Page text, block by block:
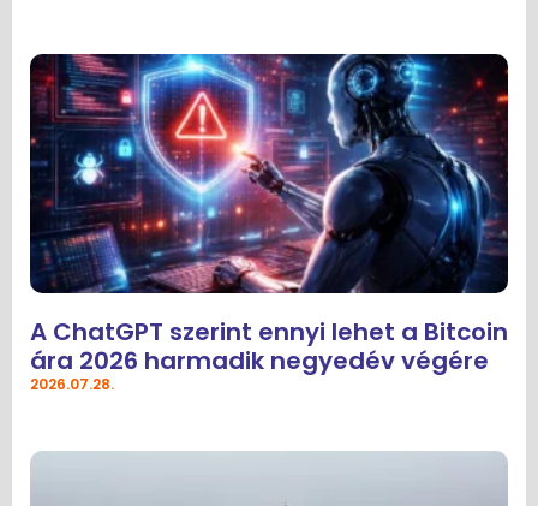
A ChatGPT szerint ennyi lehet a Bitcoin
ára 2026 harmadik negyedév végére
2026.07.28.